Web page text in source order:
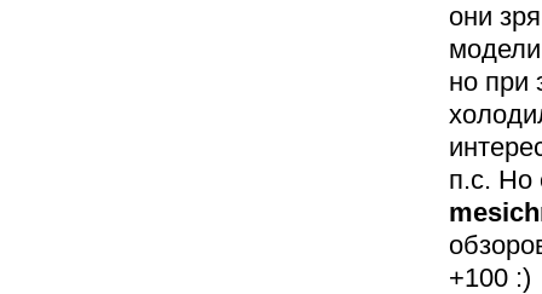
они
но при
п.с. Но
+100 :)